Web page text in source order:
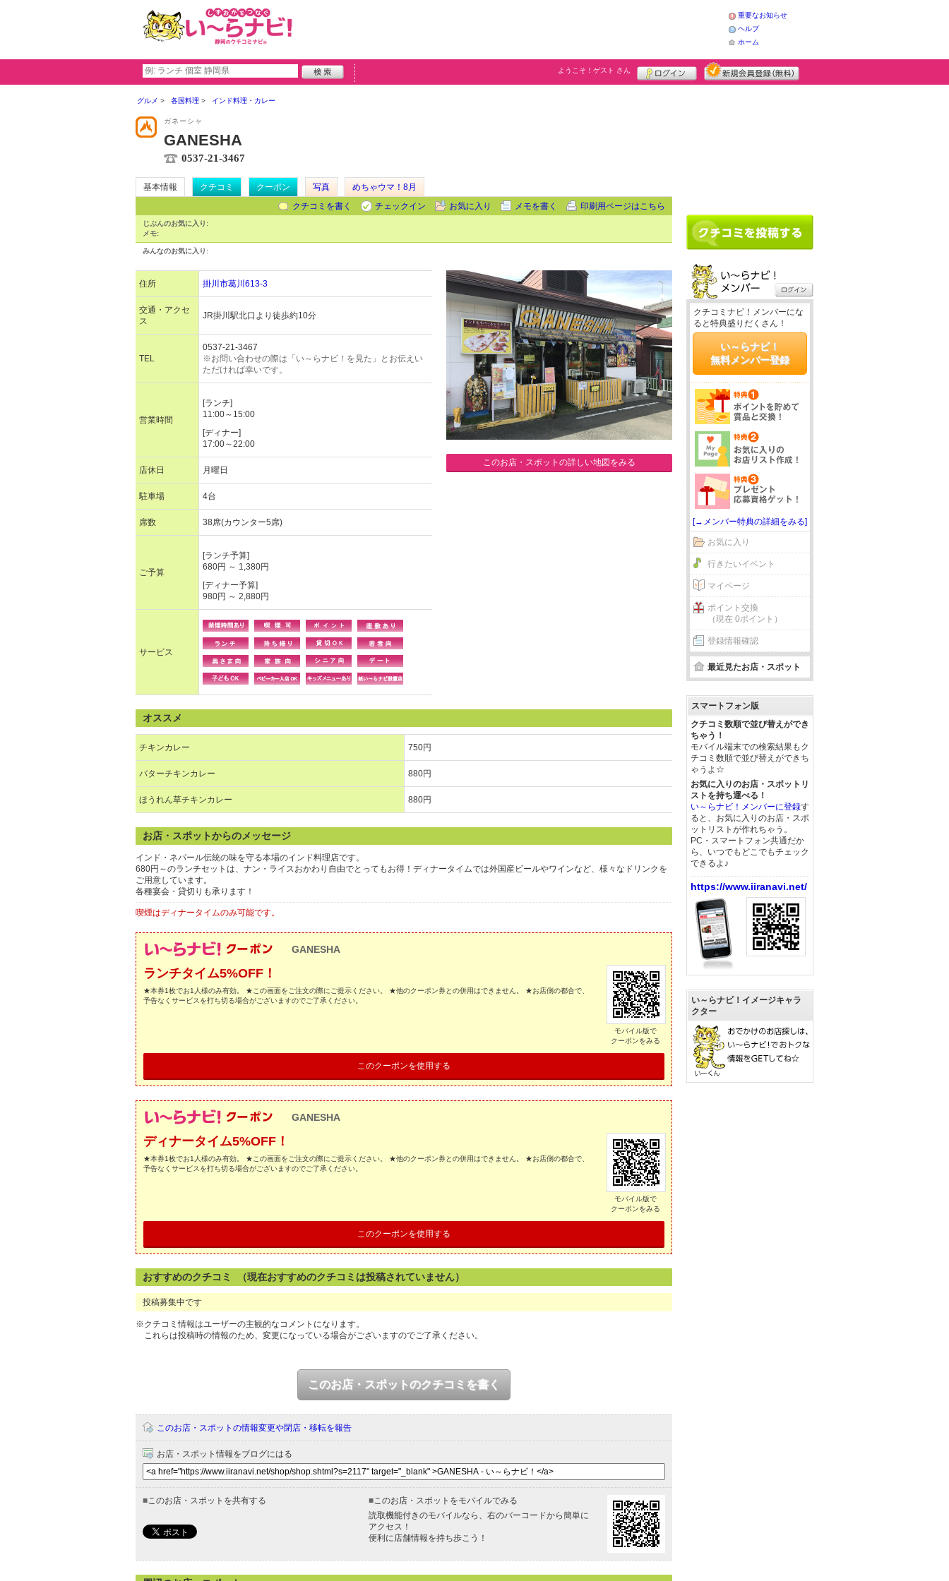
重要なお知らせ
ヘルプ
ホーム
ようこそ！ ゲスト さん
グルメ 各国料理 インド料理・カレー
ガネーシャ
GANESHA
0537-21-3467
基本情報 クチコミ クーポン 写真
めちゃウマ！8月
クチコミを書く
チェックイン お気に入り メモを書く 印刷用ページはこちら
じぶんのお気に入り:
メモ:
みんなのお気に入り:
住所 掛川市葛川613-3
交通・アクセ
ス
JR掛川駅北口より徒歩約10分
TEL
0537-21-3467
※お問い合わせの際は「い～らナビ！を見た」とお伝えい
ただければ幸いです。
営業時間
[ランチ]
11:00～15:00
[ディナー]
17:00～22:00
店休日 月曜日
駐車場 4台
席数 38席(カウンター5席)
ご予算
[ランチ予算]
680円 ～ 1,380円
[ディナー予算]
980円 ～ 2,880円
サービス
このお店・スポットの詳しい地図をみる
オススメ
チキンカレー 750円
バターチキンカレー 880円
ほうれん草チキンカレー 880円
お店・スポットからのメッセージ
インド・ネパール伝統の味を守る本場のインド料理店です。
680円～のランチセットは、ナン・ライスおかわり自由でとってもお得！ディナータイムでは外国産ビールやワインなど、様々なドリンクを
ご用意しています。
各種宴会・貸切りも承ります！
喫煙はディナータイムのみ可能です。
GANESHA
ランチタイム5%OFF！
★本券1枚でお1人様のみ有効。 ★この画面をご注文の際にご提示ください。 ★他のクーポン券との併用はできません。 ★お店側の都合で、
予告なくサービスを打ち切る場合がございますのでご了承ください。
モバイル版で
クーポンをみる
このクーポンを使用する
GANESHA
ディナータイム5%OFF！
★本券1枚でお1人様のみ有効。 ★この画面をご注文の際にご提示ください。 ★他のクーポン券との併用はできません。 ★お店側の都合で、
予告なくサービスを打ち切る場合がございますのでご了承ください。
モバイル版で
クーポンをみる
このクーポンを使用する
おすすめのクチコミ （現在おすすめのクチコミは投稿されていません）
投稿募集中です
※クチコミ情報はユーザーの主観的なコメントになります。
これらは投稿時の情報のため、変更になっている場合がございますのでご了承ください。
このお店・スポットのクチコミを書く
このお店・スポットの情報変更や閉店・移転を報告
お店・スポット情報をブログにはる
■このお店・スポットを共有する ■このお店・スポットをモバイルでみる
読取機能付きのモバイルなら、右のバーコードから簡単に
アクセス！
便利に店舗情報を持ち歩こう！
クチコミナビ！メンバーにな
ると特典盛りだくさん！
い～らナビ！
無料メンバー登録
[→メンバー特典の詳細をみる]
お気に入り
行きたいイベント
マイページ
ポイント交換
（現在 0ポイント）
登録情報確認
最近見たお店・スポット
スマートフォン版
クチコミ数順で並び替えができ
ちゃう！
モバイル端末での検索結果もク
チコミ数順で並び替えができち
ゃうよ☆
お気に入りのお店・スポットリ
ストを持ち運べる！
い～らナビ！メンバーに登録す
ると、お気に入りのお店・スポ
ットリストが作れちゃう。
PC・スマートフォン共通だか
ら、いつでもどこでもチェック
できるよ♪
https://www.iiranavi.net/
い～らナビ！イメージキャラ
クター